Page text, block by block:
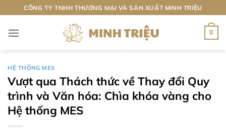
qua
nội
CÔNG TY TNHH THƯƠNG MẠI VÀ SẢN XUẤT MINH TRIỆU
0
HỆ THỐNG MES
Vượt qua Thách thức về Thay đổi Quy
trình và Văn hóa: Chìa khóa vàng cho
Hệ thống MES